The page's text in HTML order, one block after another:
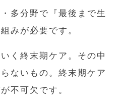
多分野で『最後まで生
みが必要です。
く終末期ケア。その中
ないもの。終末期ケア
不可欠です。